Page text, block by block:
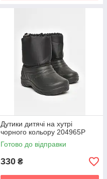
Дутики дитячі на хутрі
чорного кольору 204965P
Готово до відправки
330 ₴